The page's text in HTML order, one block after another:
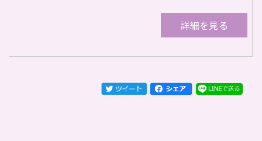
詳細を見る